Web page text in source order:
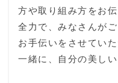
方や取り組み方をお伝
全力で、みなさんが
お手伝いをさせていた
一緒に、自分の美し